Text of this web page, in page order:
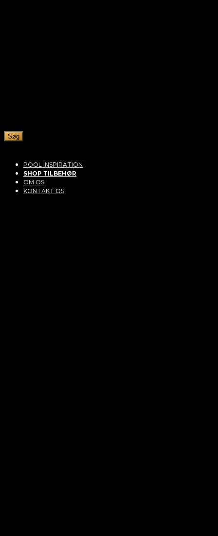
Søg
POOL INSPIRATION
SHOP TILBEHØR
OM OS
KONTAKT OS